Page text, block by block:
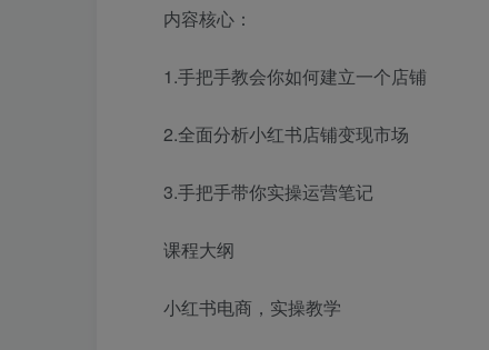
内容核心：
1.手把手教会你如何建立一个店铺
2.全面分析小红书店铺变现市场
3.手把手带你实操运营笔记
课程大纲
小红书电商，实操教学